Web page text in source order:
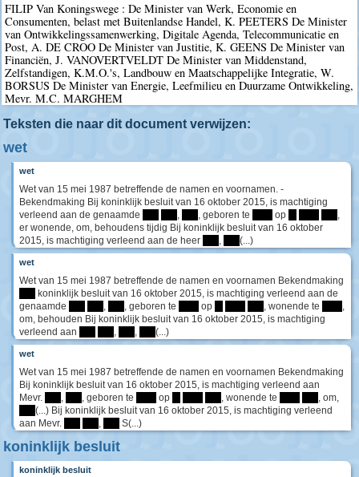
FILIP Van Koningswege : De Minister van Werk, Economie en
Consumenten, belast met Buitenlandse Handel, K. PEETERS De Minister
van Ontwikkelingssamenwerking, Digitale Agenda, Telecommunicatie en
Post, A. DE CROO De Minister van Justitie, K. GEENS De Minister van
Financiën, J. VANOVERTVELDT De Minister van Middenstand,
Zelfstandigen, K.M.O.'s, Landbouw en Maatschappelijke Integratie, W.
BORSUS De Minister van Energie, Leefmilieu en Duurzame Ontwikkeling,
Mevr. M.C. MARGHEM
Teksten die naar dit document verwijzen:
wet
wet
Wet van 15 mei 1987 betreffende de namen en voornamen. -
Bekendmaking Bij koninklijk besluit van 16 oktober 2015, is machtiging
verleend aan de genaamde
, geboren te op
er wonende, om, behoudens tijdig Bij koninklijk besluit van 16 oktober
2015, is machtiging verleend aan de heer
(...)
wet
Wet van 15 mei 1987 betreffende de namen en voornamen Bekendmaking
koninklijk besluit van 16 oktober 2015, is machtiging verleend aan de
genaamde
, geboren te op , wonende te
om, behouden Bij koninklijk besluit van 16 oktober 2015, is machtiging
verleend aan
(...)
wet
Wet van 15 mei 1987 betreffende de namen en voornamen Bekendmaking
Bij koninklijk besluit van 16 oktober 2015, is machtiging verleend aan
Mevr.
, geboren te op , wonende te
, om,
(...) Bij koninklijk besluit van 16 oktober 2015, is machtiging verleend
aan Mevr.
S(...)
koninklijk besluit
koninklijk besluit